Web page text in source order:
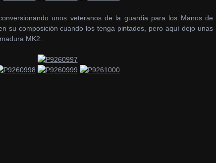
unos veteranos de la guardia para los Manos de
su composición cuando los tenga pintados, pero aquí dejo unas
MK2.